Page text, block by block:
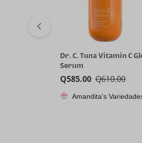
Dr. C. Tuna Vitamin C
Serum
Q610.00
Q585.00
Amandita's